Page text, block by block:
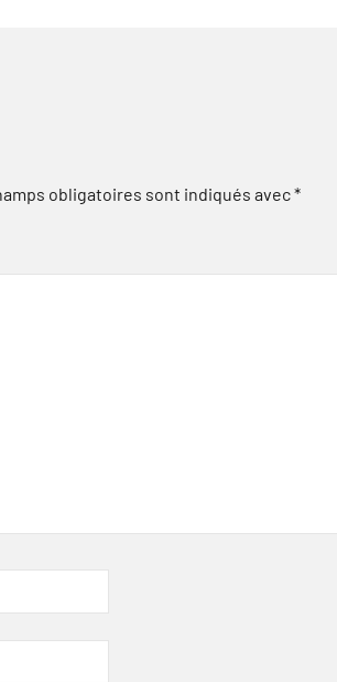
obligatoires sont indiqués avec*